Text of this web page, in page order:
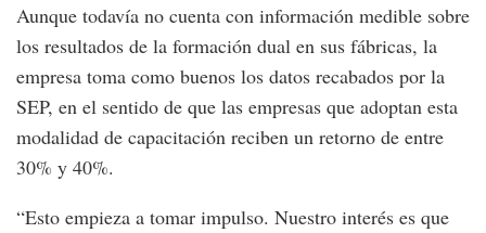
Aunque todavía no cuenta con información medible sobre
los resultados de la formación dual en sus fábricas, la
empresa toma como buenos los datos recabados por la
SEP, en el sentido de que las empresas que adoptan esta
modalidad de capacitación reciben un retorno de entre
30% y 40%.
“Esto empieza a tomar impulso. Nuestro interés es que